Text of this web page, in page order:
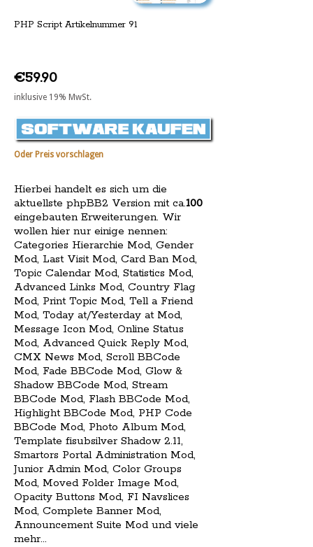
PHP Script Artikelnummer 91
€59.90
inklusive 19% MwSt.
Oder Preis vorschlagen
Hierbei handelt es sich um die
aktuellste phpBB2 Version mit ca.100
eingebauten Erweiterungen. Wir
wollen hier nur einige nennen:
Categories Hierarchie Mod, Gender
Mod, Last Visit Mod, Card Ban Mod,
Topic Calendar Mod, Statistics Mod,
Advanced Links Mod, Country Flag
Mod, Print Topic Mod, Tell a Friend
Mod, Today at/Yesterday at Mod,
Message Icon Mod, Online Status
Mod, Advanced Quick Reply Mod,
CMX News Mod, Scroll BBCode
Mod, Fade BBCode Mod, Glow &
Shadow BBCode Mod, Stream
BBCode Mod, Flash BBCode Mod,
Highlight BBCode Mod, PHP Code
BBCode Mod, Photo Album Mod,
Template fisubsilver Shadow 2.11,
Smartors Portal Administration Mod,
Junior Admin Mod, Color Groups
Mod, Moved Folder Image Mod,
Opacity Buttons Mod, FI Navslices
Mod, Complete Banner Mod,
Announcement Suite Mod und viele
mehr...